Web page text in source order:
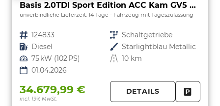
Basis 2.0TDI Sport Edition ACC Kam GV5 App AHK Reling
unverbindliche Lieferzeit: 14 Tage Fahrzeug mit Tageszulassung
Fahrzeugnr. 124833 Getriebe Schaltgetriebe
Kraftstoff Diesel Außenfarbe Starlightblau Metallic
Leistung 75 kW (102 PS) Kilometerstand 10 km
01.04.2026
34.679,99 €
incl. 19% MwSt.
DETAILS